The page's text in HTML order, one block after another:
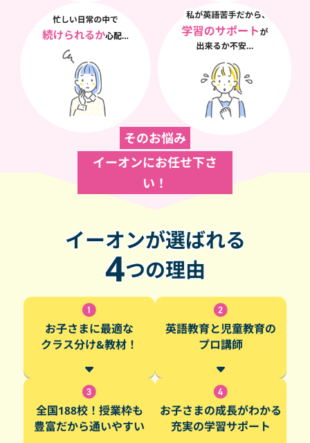
そのお悩み
イーオンにお任せ下さ
い！
イーオンが選ばれる
4つの理由
お子さまに最適な
クラス分け&教材！
英語教育と児童教育の
プロ講師
全国188校！授業枠も
豊富だから通いやすい
お子さまの成長がわかる
充実の学習サポート